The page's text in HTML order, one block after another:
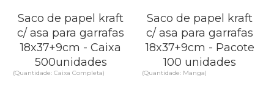
Saco de papel kraft
c/ asa para garrafas
18x37+9cm - Caixa
500unidades
(Quantidade: Caixa Completa)
Saco de papel kraft
c/ asa para garrafas
18x37+9cm - Pacote
100 unidades
(Quantidade: Manga)